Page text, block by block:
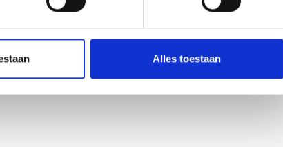
Alles toestaan